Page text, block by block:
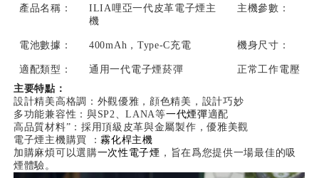
產品名稱：
ILIA哩亞一代皮革電子煙主
機
主機參數：
電池數據： 400mAh，Type-C充電 機身尺寸：
適配類型： 通用一代電子煙菸彈 正常工作電壓
主要特點：
設計精美高格調：外觀優雅，顔色精美，設計巧妙
多功能兼容性：與SP2、LANA等一代煙彈適配
高品質材料”：採用頂級皮革與金屬製作，優雅美觀
電子煙主機購買 ：霧化桿主機
加購麻煩可以選購一次性電子煙 ，旨在爲您提供一場最佳的吸
煙體驗。